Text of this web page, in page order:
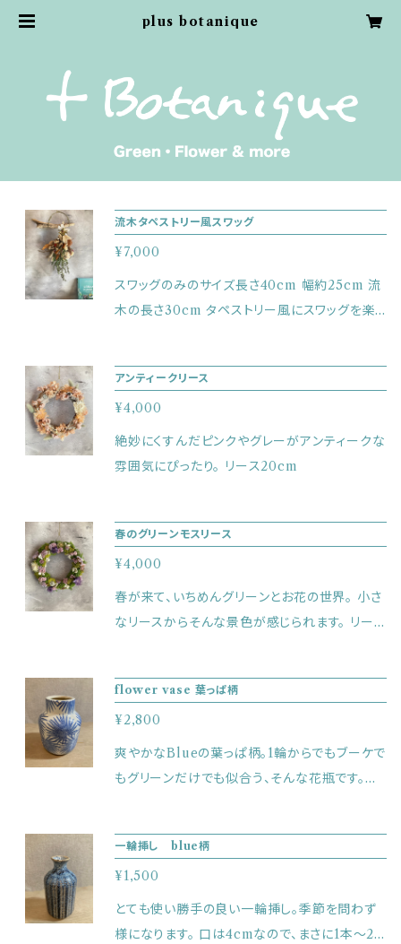
plus botanique
流木タペストリー風スワッグ
¥7,000
スワッグのみのサイズ長さ40cm 幅約25cm 流
木の長さ30cm タペストリー風にスワッグを楽
アンティークリース
¥4,000
絶妙にくすんだピンクやグレーがアンティークな
雰囲気にぴったり。 リース20cm
春のグリーンモスリース
¥4,000
春が来て、いちめんグリーンとお花の世界。 小さ
なリースからそんな景色が感じられます。 リース
flower vase 葉っぱ柄
¥2,800
爽やかなBlueの葉っぱ柄。1輪からでもブーケで
もグリーンだけでも似合う、そんな花瓶です。
※写真はイメージです。器以外は売り物ではご
ざいません。
一輪挿し blue柄
¥1,500
とても使い勝手の良い一輪挿し。季節を問わず
様になります。 口は4cmなので、まさに1本〜2